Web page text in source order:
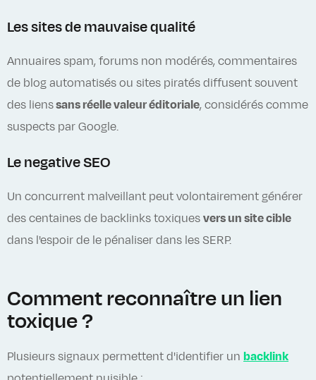
Les sites de mauvaise qualité
Annuaires spam, forums non modérés, commentaires
de blog automatisés ou sites piratés diffusent souvent
des lienssans réelle valeur éditoriale, considérés comme
suspects par Google.
Le negative SEO
Un concurrent malveillant peut volontairement générer
des centaines de backlinks toxiques vers un site cible
dans l'espoir de le pénaliser dans les SERP.
Comment reconnaître un lien
toxique ?
Plusieurs signaux permettent d'identifier un backlink